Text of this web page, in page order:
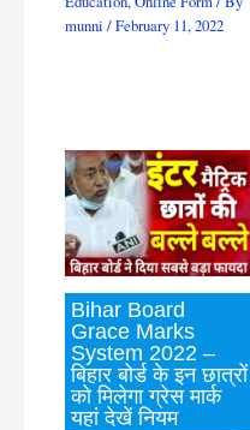
munni/February 11, 2022
Bihar Board
Grace Marks
System 2022 –
बिहार बोर्ड के इन छात्रों
को मिलेगा ग्रेस मार्क
यहां देखें नियम